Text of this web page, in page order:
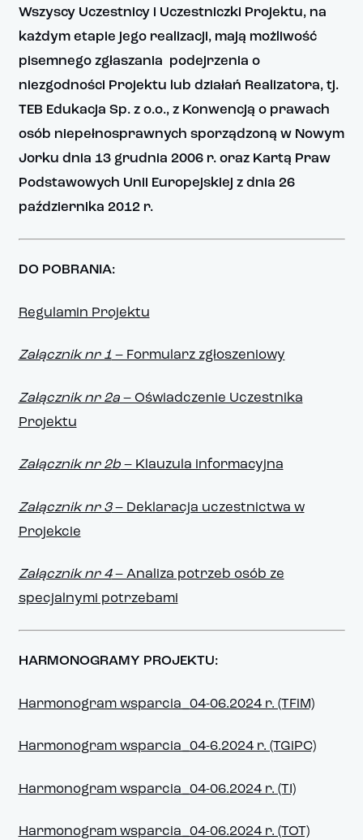
Wszyscy Uczestnicy i Uczestniczki Projektu, na
każdym etapie jego realizacji, mają możliwość
pisemnego zgłaszania podejrzenia o
niezgodności Projektu lub działań Realizatora, tj.
TEB Edukacja Sp. z o.o., z Konwencją o prawach
osób niepełnosprawnych sporządzoną w Nowym
Jorku dnia 13 grudnia 2006 r. oraz Kartą Praw
Podstawowych Unii Europejskiej z dnia 26
października 2012 r.
DO POBRANIA:
Regulamin Projektu
Załącznik nr 1– Formularz zgłoszeniowy
Załącznik nr 2a– Oświadczenie Uczestnika
Projektu
Załącznik nr 2b– Klauzula informacyjna
Załącznik nr 3– Deklaracja uczestnictwa w
Projekcie
Załącznik nr 4– Analiza potrzeb osób ze
specjalnymi potrzebami
HARMONOGRAMY PROJEKTU:
Harmonogram wsparcia_04-06.2024 r. (TFiM)
Harmonogram wsparcia_04-6.2024 r. (TGiPC)
Harmonogram wsparcia_04-06.2024 r. (TI)
Harmonogram wsparcia_04-06.2024 r. (TOT)